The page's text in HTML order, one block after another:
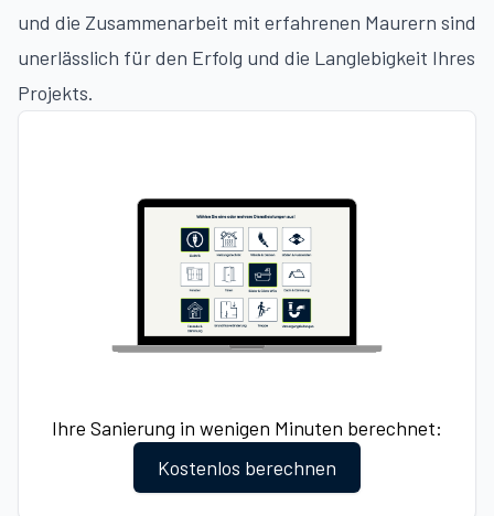
und die Zusammenarbeit mit erfahrenen Maurern sind
unerlässlich für den Erfolg und die Langlebigkeit Ihres
Projekts.
Ihre Sanierung in wenigen Minuten berechnet:
Kostenlos berechnen